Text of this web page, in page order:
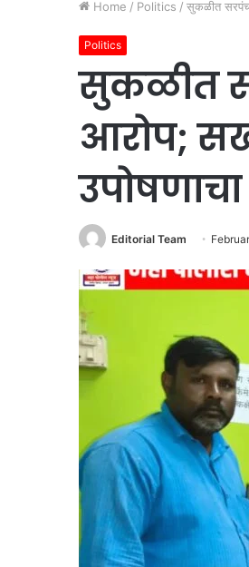
Home / Politics / सुकळीत सरपंच
Politics
सुकळीत
आरोप;
उपोषणाचा
Editorial Team